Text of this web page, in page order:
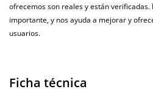
ofrecemos son reales y están
importante, y nos ayuda a mejorar y
usuarios.
Ficha técnica